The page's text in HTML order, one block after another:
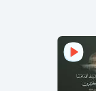
مقتل جنديبن إسرائيليين وإصابة 7 آخرين
جنوبي